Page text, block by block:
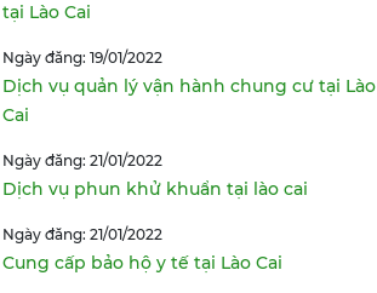
tại Lào Cai
Ngày đăng: 19/01/2022
Dịch vụ quản lý vận hành chung cư tại Lào
Cai
Ngày đăng: 21/01/2022
Dịch vụ phun khử khuẩn tại lào cai
Ngày đăng: 21/01/2022
Cung cấp bảo hộ y tế tại Lào Cai